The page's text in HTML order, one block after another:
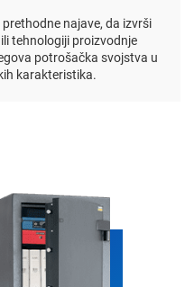
najave, da izvrši
tehnologiji proizvodnje
potrošačka svojstva u
karakteristika.